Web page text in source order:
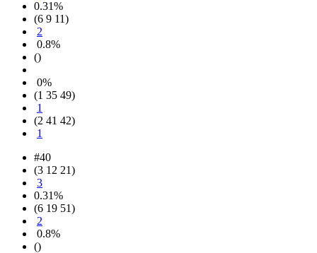
0.31%
(6 9 11)
2
0.8%
()
0%
(1 35 49)
1
(2 41 42)
1
#40
(3 12 21)
3
0.31%
(6 19 51)
2
0.8%
()